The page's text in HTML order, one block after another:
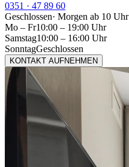
0351 · 47 89 60
Geschlossen· Morgen ab 10 Uhr
Mo – Fr10:00 – 19:00 Uhr
Samstag10:00 – 16:00 Uhr
SonntagGeschlossen
KONTAKT AUFNEHMEN